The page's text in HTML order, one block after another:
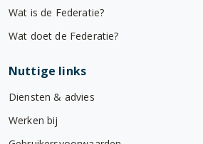
Wat is de Federatie?
Wat doet de Federatie?
Nuttige links
Diensten & advies
Werken bij